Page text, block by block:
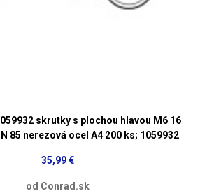
skrutky s plochou hlavou M6 16
85 nerezová ocel A4 200 ks; 1059932
35,99 €
od Conrad.sk